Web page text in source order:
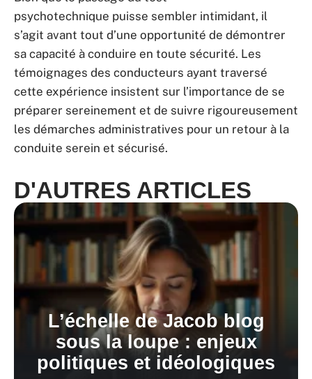
psychotechnique puisse sembler intimidant, il
s’agit avant tout d’une opportunité de démontrer
sa capacité à conduire en toute sécurité. Les
témoignages des conducteurs ayant traversé
cette expérience insistent sur l’importance de se
préparer sereinement et de suivre rigoureusement
les démarches administratives pour un retour à la
conduite serein et sécurisé.
D'AUTRES ARTICLES
L’échelle de Jacob blog
sous la loupe : enjeux
politiques et idéologiques